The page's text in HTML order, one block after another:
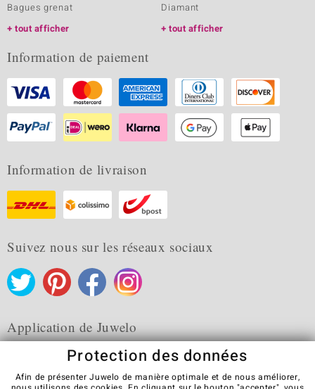
Bagues grenat
tout afficher
Diamant
tout afficher
Information de paiement
Information de livraison
Suivez nous sur les réseaux sociaux
Application de Juwelo
Protection des données
Afin de présenter Juwelo de manière optimale et de nous améliorer,